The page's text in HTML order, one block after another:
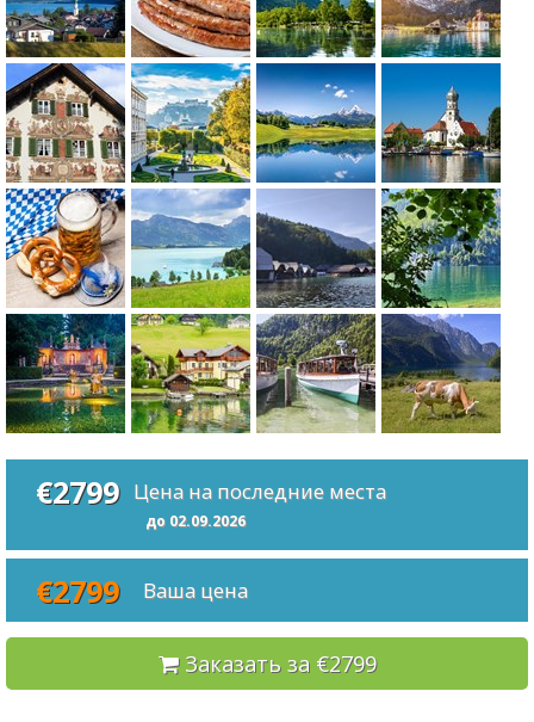
€2799 Цена на последние места
до 02.09.2026
€2799 Ваша цена
Заказать за €2799